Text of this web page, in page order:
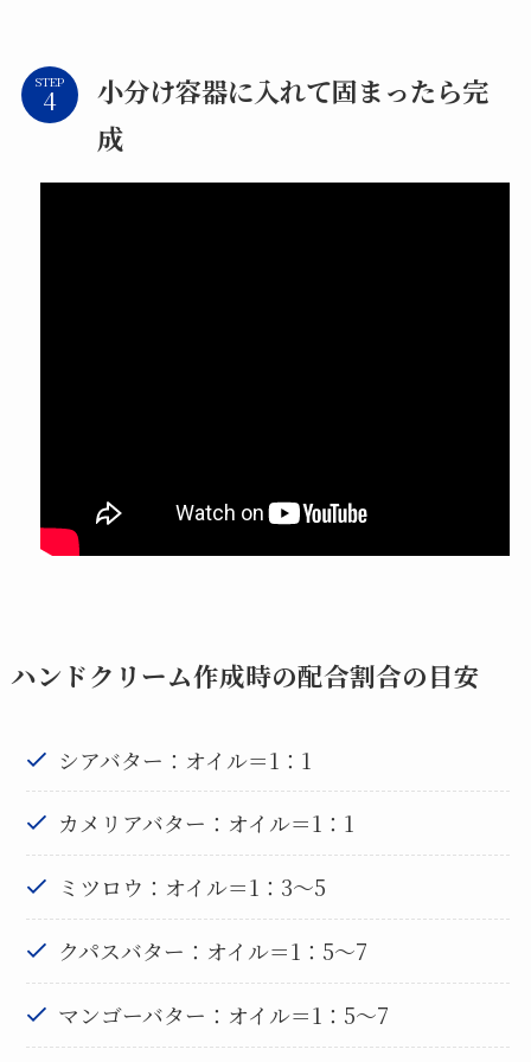
STEP
小分け容器に入れて固まったら完
成
ハンドクリーム作成時の配合割合の目安
シアバター：オイル＝1：1
カメリアバター：オイル＝1：1
ミツロウ：オイル＝1：3～5
クパスバター：オイル＝1：5～7
マンゴーバター：オイル＝1：5～7